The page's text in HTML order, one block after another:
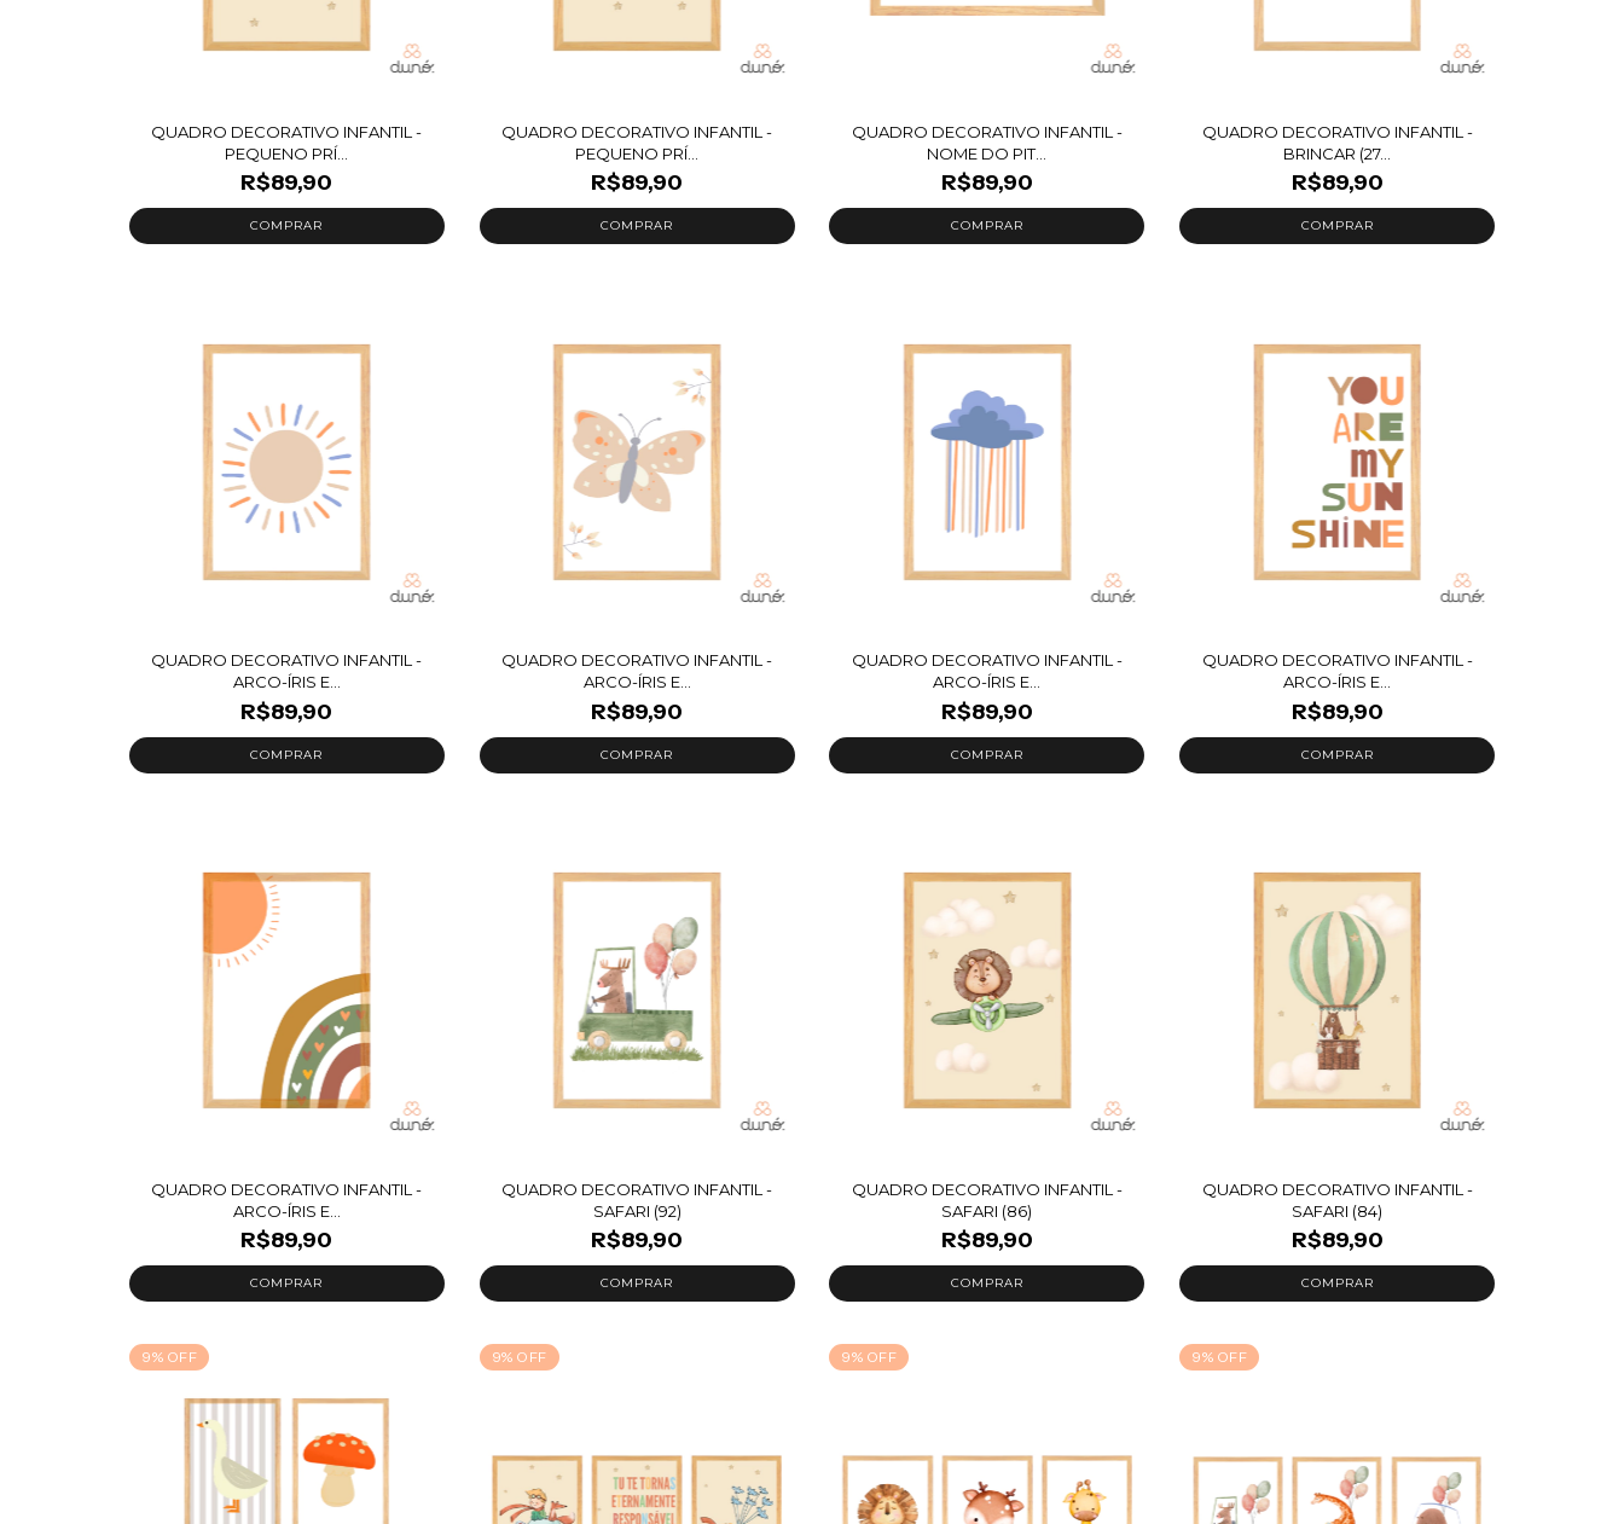
QUADRO DECORATIVO INFANTIL -
PEQUENO PRÍ...
R$89,90
QUADRO DECORATIVO INFANTIL -
PEQUENO PRÍ...
R$89,90
QUADRO DECORATIVO INFANTIL -
NOME DO PIT...
R$89,90
QUADRO DECORATIVO INFANTIL -
BRINCAR (27...
R$89,90
QUADRO DECORATIVO INFANTIL -
ARCO-ÍRIS E...
R$89,90
QUADRO DECORATIVO INFANTIL -
ARCO-ÍRIS E...
R$89,90
QUADRO DECORATIVO INFANTIL -
ARCO-ÍRIS E...
R$89,90
QUADRO DECORATIVO INFANTIL -
ARCO-ÍRIS E...
R$89,90
QUADRO DECORATIVO INFANTIL -
ARCO-ÍRIS E...
R$89,90
QUADRO DECORATIVO INFANTIL -
SAFARI (92)
R$89,90
QUADRO DECORATIVO INFANTIL -
SAFARI (86)
R$89,90
QUADRO DECORATIVO INFANTIL -
SAFARI (84)
R$89,90
9% OFF 9% OFF 9% OFF 9% OFF